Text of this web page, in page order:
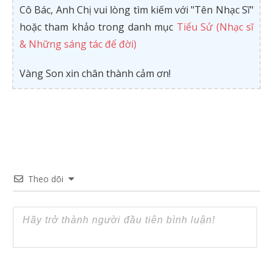
Cô Bác, Anh Chị vui lòng tìm kiếm với "Tên Nhạc Sĩ"
hoặc tham khảo trong danh mục Tiểu Sử (Nhạc sĩ
& Những sáng tác để đời)
Vàng Son xin chân thành cảm ơn!
Theo dõi